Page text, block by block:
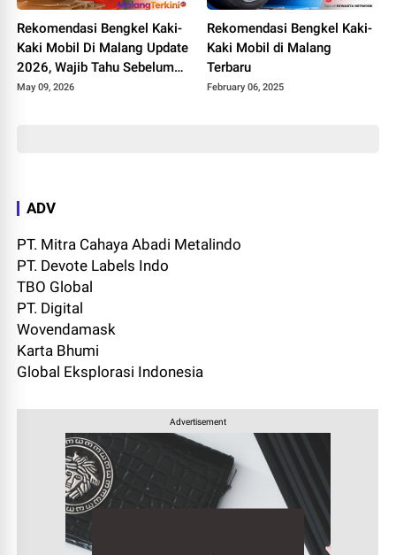
Rekomendasi Bengkel Kaki-
Kaki Mobil Di Malang Update
2026, Wajib Tahu Sebelum
Servis
May 09, 2026
Rekomendasi Bengkel Kaki-
Kaki Mobil di Malang
Terbaru
February 06, 2025
ADV
PT. Mitra Cahaya Abadi Metalindo
PT. Devote Labels Indo
TBO Global
PT. Digital
Wovendamask
Karta Bhumi
Global Eksplorasi Indonesia
Advertisement